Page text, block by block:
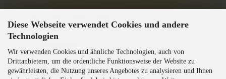
Diese Webseite verwendet Cookies und andere
Technologien
Wir verwenden Cookies und ähnliche Technologien, auch von
Drittanbietern, um die ordentliche Funktionsweise der Website zu
gewährleisten, die Nutzung unseres Angebotes zu analysieren und Ihnen
GEPRÜFTE AGB